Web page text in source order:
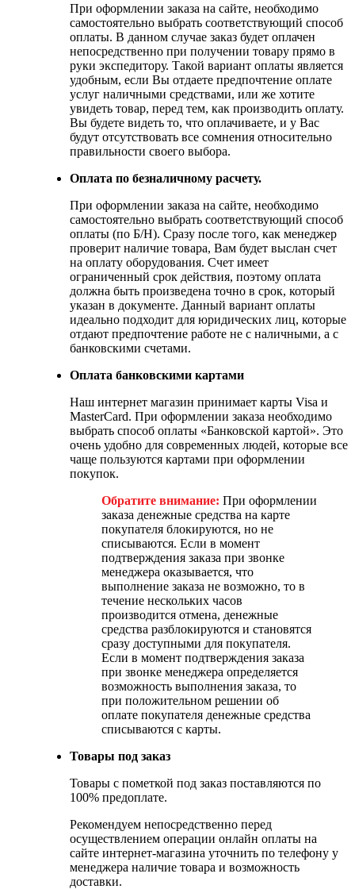
При оформлении заказа на сайте, необходимо
самостоятельно выбрать соответствующий способ
оплаты. В данном случае заказ будет оплачен
непосредственно при получении товару прямо в
руки экспедитору. Такой вариант оплаты является
удобным, если Вы отдаете предпочтение оплате
услуг наличными средствами, или же хотите
увидеть товар, перед тем, как производить оплату.
Вы будете видеть то, что оплачиваете, и у Вас
будут отсутствовать все сомнения относительно
правильности своего выбора.
Оплата по безналичному расчету.
При оформлении заказа на сайте, необходимо
самостоятельно выбрать соответствующий способ
оплаты (по Б/Н). Сразу после того, как менеджер
проверит наличие товара, Вам будет выслан счет
на оплату оборудования. Счет имеет
ограниченный срок действия, поэтому оплата
должна быть произведена точно в срок, который
указан в документе. Данный вариант оплаты
идеально подходит для юридических лиц, которые
отдают предпочтение работе не с наличными, а с
банковскими счетами.
Оплата банковскими картами
Наш интернет магазин принимает карты Visa и
MasterCard. При оформлении заказа необходимо
выбрать способ оплаты «Банковской картой». Это
очень удобно для современных людей, которые все
чаще пользуются картами при оформлении
покупок.
Обратите внимание: При оформлении
заказа денежные средства на карте
покупателя блокируются, но не
списываются. Если в момент
подтверждения заказа при звонке
менеджера оказывается, что
выполнение заказа не возможно, то в
течение нескольких часов
производится отмена, денежные
средства разблокируются и становятся
сразу доступными для покупателя.
Если в момент подтверждения заказа
при звонке менеджера определяется
возможность выполнения заказа, то
при положительном решении об
оплате покупателя денежные средства
списываются с карты.
Товары под заказ
Товары с пометкой под заказ поставляются по
100% предоплате.
Рекомендуем непосредственно перед
осуществлением операции онлайн оплаты на
сайте интернет-магазина уточнить по телефону у
менеджера наличие товара и возможность
доставки.